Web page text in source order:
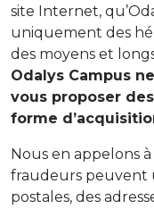
site Internet,
uniquement des
des moyens et
Odalys Campus
vous proposer
forme
Nous en appelons
fraudeurs peuvent
postales, des